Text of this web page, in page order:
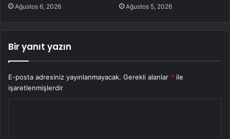
Ağustos 6, 2026 Ağustos 5, 2026
Bir yanıt yazın
E-posta adresiniz yayınlanmayacak. Gerekli alanlar * ile
işaretlenmişlerdir